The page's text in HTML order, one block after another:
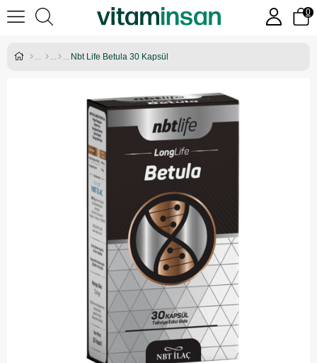
0
Nbt Life Betula 30 Kapsül